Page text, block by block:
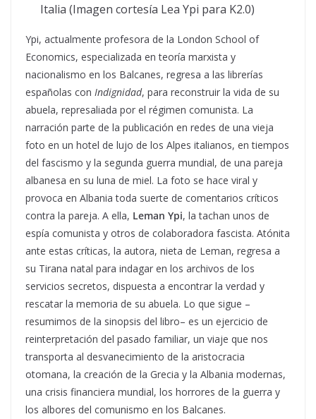
Italia (Imagen cortesía Lea Ypi para K2.0)
Ypi, actualmente profesora de la London School of
Economics, especializada en teoría marxista y
nacionalismo en los Balcanes, regresa a las librerías
españolas con Indignidad, para reconstruir la vida de su
abuela, represaliada por el régimen comunista. La
narración parte de la publicación en redes de una vieja
foto en un hotel de lujo de los Alpes italianos, en tiempos
del fascismo y la segunda guerra mundial, de una pareja
albanesa en su luna de miel. La foto se hace viral y
provoca en Albania toda suerte de comentarios críticos
contra la pareja. A ella, Leman Ypi, la tachan unos de
espía comunista y otros de colaboradora fascista. Atónita
ante estas críticas, la autora, nieta de Leman, regresa a
su Tirana natal para indagar en los archivos de los
servicios secretos, dispuesta a encontrar la verdad y
rescatar la memoria de su abuela. Lo que sigue –
resumimos de la sinopsis del libro– es un ejercicio de
reinterpretación del pasado familiar, un viaje que nos
transporta al desvanecimiento de la aristocracia
otomana, la creación de la Grecia y la Albania modernas,
una crisis financiera mundial, los horrores de la guerra y
los albores del comunismo en los Balcanes.